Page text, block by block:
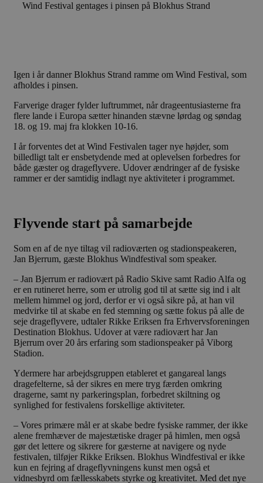
Wind Festival gentages i pinsen på Blokhus Strand
Igen i år danner Blokhus Strand ramme om Wind Festival, som
afholdes i pinsen.
Farverige drager fylder luftrummet, når drageentusiasterne fra
flere lande i Europa sætter hinanden stævne lørdag og søndag
18. og 19. maj fra klokken 10-16.
I år forventes det at Wind Festivalen tager nye højder, som
billedligt talt er ensbetydende med at oplevelsen forbedres for
både gæster og drageflyvere. Udover ændringer af de fysiske
rammer er der samtidig indlagt nye aktiviteter i programmet.
Flyvende start på samarbejde
Som en af de nye tiltag vil radioværten og stadionspeakeren,
Jan Bjerrum, gæste Blokhus Windfestival som speaker.
– Jan Bjerrum er radiovært på Radio Skive samt Radio Alfa og
er en rutineret herre, som er utrolig god til at sætte sig ind i alt
mellem himmel og jord, derfor er vi også sikre på, at han vil
medvirke til at skabe en fed stemning og sætte fokus på alle de
seje drageflyvere, udtaler Rikke Eriksen fra Erhvervsforeningen
Destination Blokhus. Udover at være radiovært har Jan
Bjerrum over 20 års erfaring som stadionspeaker på Viborg
Stadion.
Ydermere har arbejdsgruppen etableret et gangareal langs
dragefelterne, så der sikres en mere tryg færden omkring
dragerne, samt ny parkeringsplan, forbedret skiltning og
synlighed for festivalens forskellige aktiviteter.
– Vores primære mål er at skabe bedre fysiske rammer, der ikke
alene fremhæver de majestætiske drager på himlen, men også
gør det lettere og sikrere for gæsterne at navigere og nyde
festivalen, tilføjer Rikke Eriksen. Blokhus Windfestival er ikke
kun en fejring af drageflyvningens kunst men også et
vidnesbyrd om fællesskabets styrke og kreativitet. Med det nye